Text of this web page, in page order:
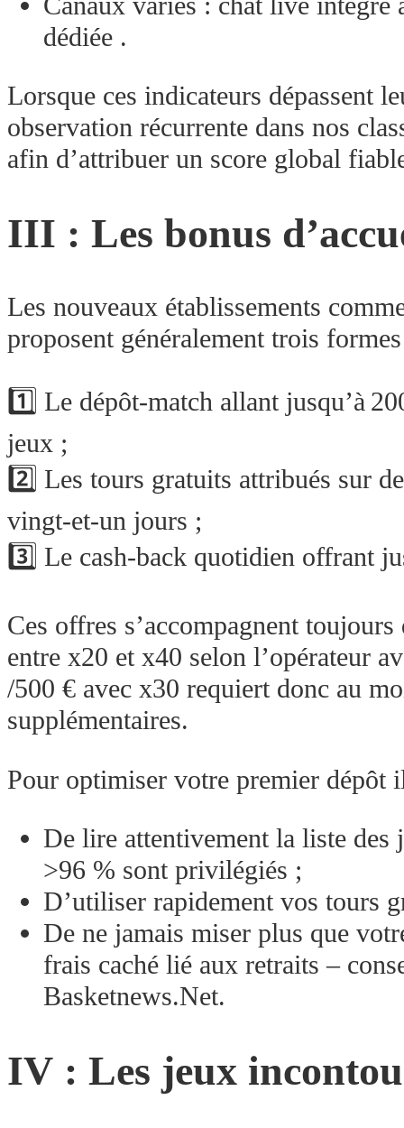
dédiée .
Lorsque ces indicateurs dépassent
observation récurrente dans nos
afin d’attribuer un score global
III : Les bonus
Les nouveaux établissements
proposent généralement trois
1️⃣ Le dépôt‑match allant jusqu’à
jeux ;
2️⃣ Les tours gratuits attribués sur
vingt‑et‑un jours ;
3️⃣ Le cash‑back quotidien offrant
Ces offres s’accompagnent
entre x20 et x40 selon l’opérateur
/500 € avec x30 requiert donc au
supplémentaires.
Pour optimiser votre premier dépôt
De lire attentivement la liste des
>96 % sont privilégiés ;
D’utiliser rapidement vos tours
De ne jamais miser plus que
frais caché lié aux retraits –
Basketnews.Net.
IV : Les jeux